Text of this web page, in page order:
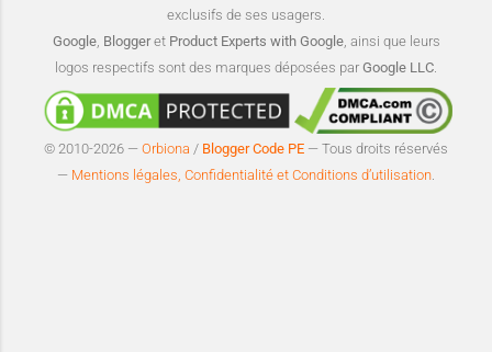
exclusifs de ses usagers.
Google, Bloggeret Product Experts with Google, ainsi que leurs
logos respectifs sont des marques déposées par Google LLC
© 2010-2026 — Orbiona / Blogger Code PE — Tous droits réservés
— Mentions légales, Confidentialité et Conditions d’utilisation.